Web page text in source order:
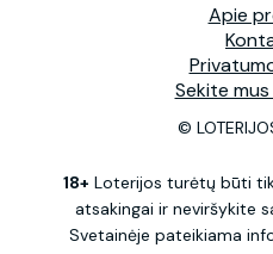
Apie
Sekite
©
18+ Loterijos turėtų būti
atsakingai ir neviršykite
Svetainėje pateikiama